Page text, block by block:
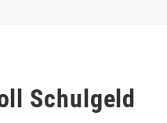
Schulgeld